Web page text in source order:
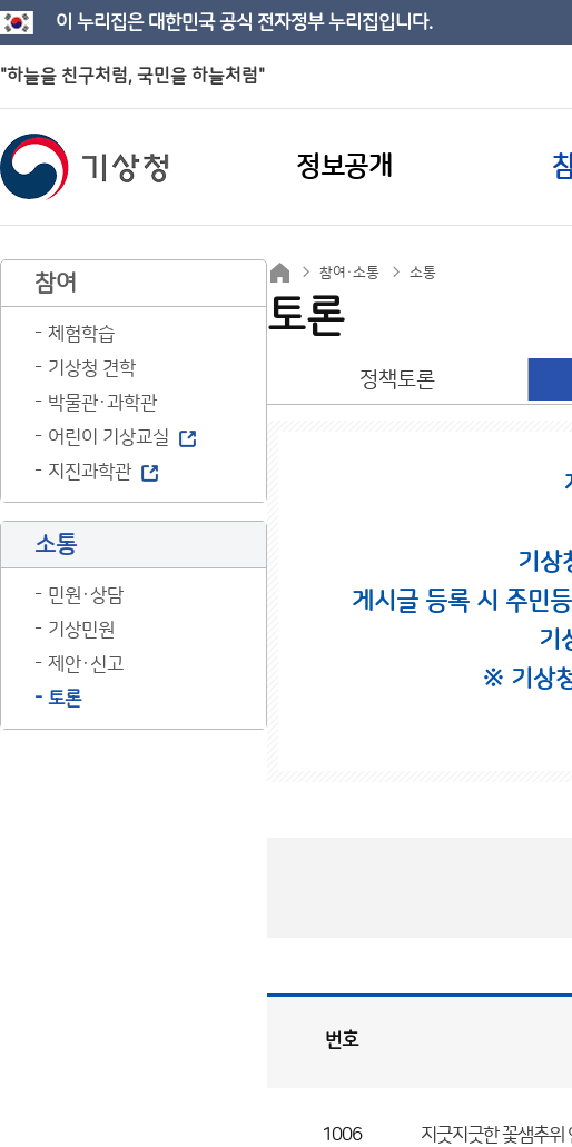
이 누리집은 대한민국 공식 전자정부 누리집입니다.
"하늘을 친구처럼, 국민을 하늘처럼"
정보공개
참여
체험학습
기상청 견학
박물관·과학관
어린이 기상교실
지진과학관
소통
민원·상담
기상민원
제안·신고
토론
참여·소통 소통
토론
정책토론
기상
게시글 등록 시 주민
기
※ 기상
번호
1006 지긋지긋한 꽃샘추위